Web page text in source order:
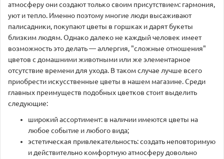
атмосферу они создают только своим присутствием: гармония,
уют и тепло. Именно поэтому многие люди высаживают
палисадники, покупают цветы в горшках и дарят букеты
близким людям. Однако далеко не каждый человек имеет
возможность это делать — аллергия, "сложные отношения"
цветов с домашними животными или же элементарное
отсутствие времени для ухода. В таком случае лучше всего
приобрести искусственные цветы в нашем магазине. Среди
главных преимуществ подобных цветков стоит выделить
следующие:
широкий ассортимент: в наличии имеются цветы на
любое событие и любого вида;
эстетическая привлекательность: создать неповторимую
и действительно комфортную атмосферу довольно